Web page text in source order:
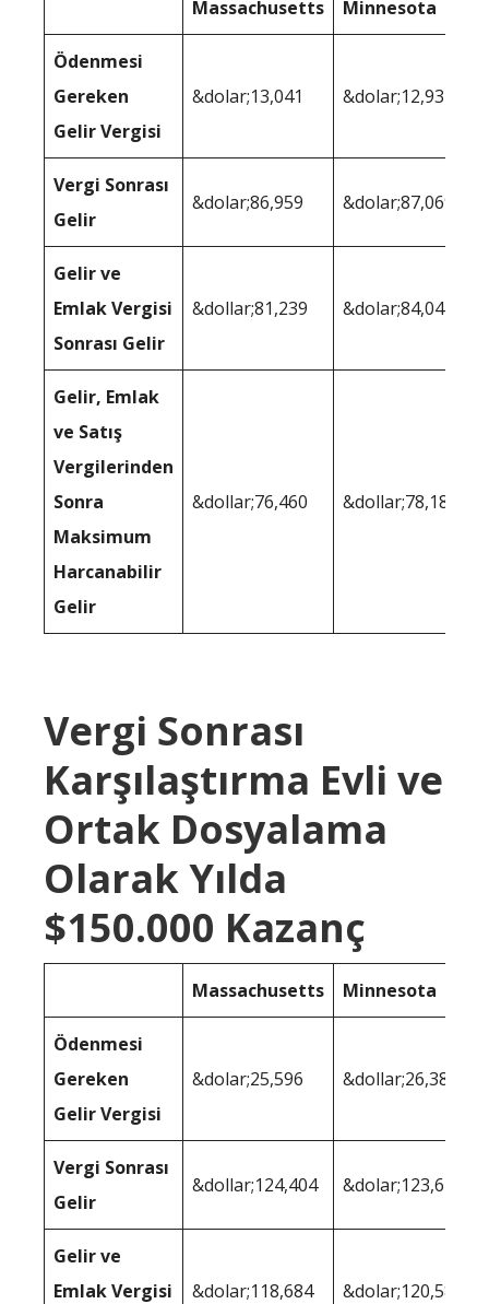
Massachusetts Minnesota
Ödenmesi
Gereken
Gelir Vergisi
&dolar;13,041 &dolar;12,931
Vergi Sonrası
Gelir
&dolar;86,959 &dolar;87,069
Gelir ve
Emlak Vergisi
Sonrası Gelir
&dollar;81,239 &dolar;84,042
Gelir, Emlak
ve Satış
Vergilerinden
Sonra
Maksimum
Harcanabilir
Gelir
&dollar;76,460 &dollar;78,186
Vergi Sonrası
Karşılaştırma Evli ve
Ortak Dosyalama
Olarak Yılda
$150.000 Kazanç
Massachusetts Minnesota
Ödenmesi
Gereken
Gelir Vergisi
&dolar;25,596 &dollar;26,386
Vergi Sonrası
Gelir
&dollar;124,404 &dolar;123,614
Gelir ve
Emlak Vergisi
&dolar;118,684 &dolar;120,587